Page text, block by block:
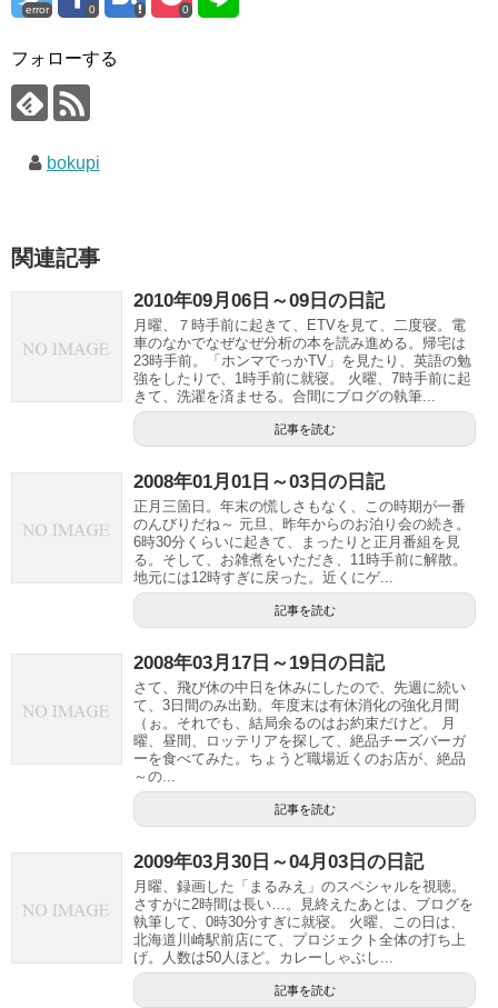
error 0 0
フォローする
bokupi
関連記事
2010年09月06日～09日の日記
月曜、７時手前に起きて、ETVを見て、二度寝。電
車のなかでなぜなぜ分析の本を読み進める。帰宅は
23時手前。「ホンマでっかTV」を見たり、英語の勉
強をしたりで、1時手前に就寝。 火曜、7時手前に起
きて、洗濯を済ませる。合間にブログの執筆...
記事を読む
2008年01月01日～03日の日記
正月三箇日。年末の慌しさもなく、この時期が一番
のんびりだね～ 元旦、昨年からのお泊り会の続き。
6時30分くらいに起きて、まったりと正月番組を見
る。そして、お雑煮をいただき、11時手前に解散。
地元には12時すぎに戻った。近くにゲ...
記事を読む
2008年03月17日～19日の日記
さて、飛び休の中日を休みにしたので、先週に続い
て、3日間のみ出勤。年度末は有休消化の強化月間
（ぉ。それでも、結局余るのはお約束だけど。 月
曜、昼間、ロッテリアを探して、絶品チーズバーガ
ーを食べてみた。ちょうど職場近くのお店が、絶品
～の...
記事を読む
2009年03月30日～04月03日の日記
月曜、録画した「まるみえ」のスペシャルを視聴。
さすがに2時間は長い…。見終えたあとは、ブログを
執筆して、0時30分すぎに就寝。 火曜、この日は、
北海道川崎駅前店にて、プロジェクト全体の打ち上
げ。人数は50人ほど。カレーしゃぶし...
記事を読む